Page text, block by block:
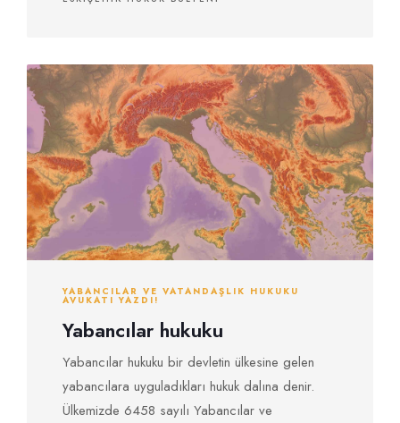
YABANCILAR VE VATANDAŞLIK HUKUKU
AVUKATI YAZDI!
Yabancılar hukuku
Yabancılar hukuku bir devletin ülkesine gelen
yabancılara uyguladıkları hukuk dalına denir.
Ülkemizde 6458 sayılı Yabancılar ve